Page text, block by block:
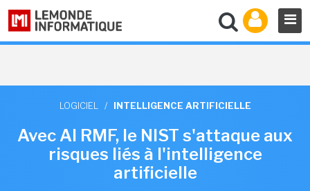
LOGICIEL / INTELLIGENCE ARTIFICIELLE
Avec AI RMF, le NIST s'attaque aux
risques liés à l'intelligence
artificielle